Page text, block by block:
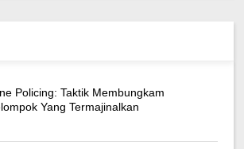
Policing: Taktik Membungkam
Yang Termajinalkan